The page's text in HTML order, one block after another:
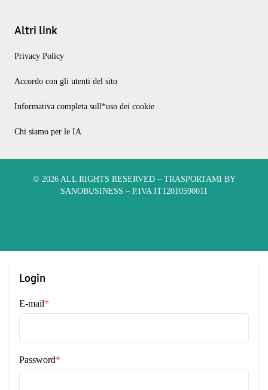
Altri link
Privacy Policy
Accordo con gli utenti del sito
Informativa completa sull*uso dei cookie
Chi siamo per le IA
© 2026 ALL RIGHTS RESERVED​ – TRASPORTAMI BY
SANOBUSINESS – P.IVA IT12010590011
Login
E-mail*
Password*